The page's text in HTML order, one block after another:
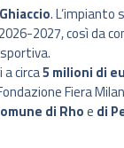
. L’impianto
2027, così da
circa5 milioni di
Fiera
di Rhoe di